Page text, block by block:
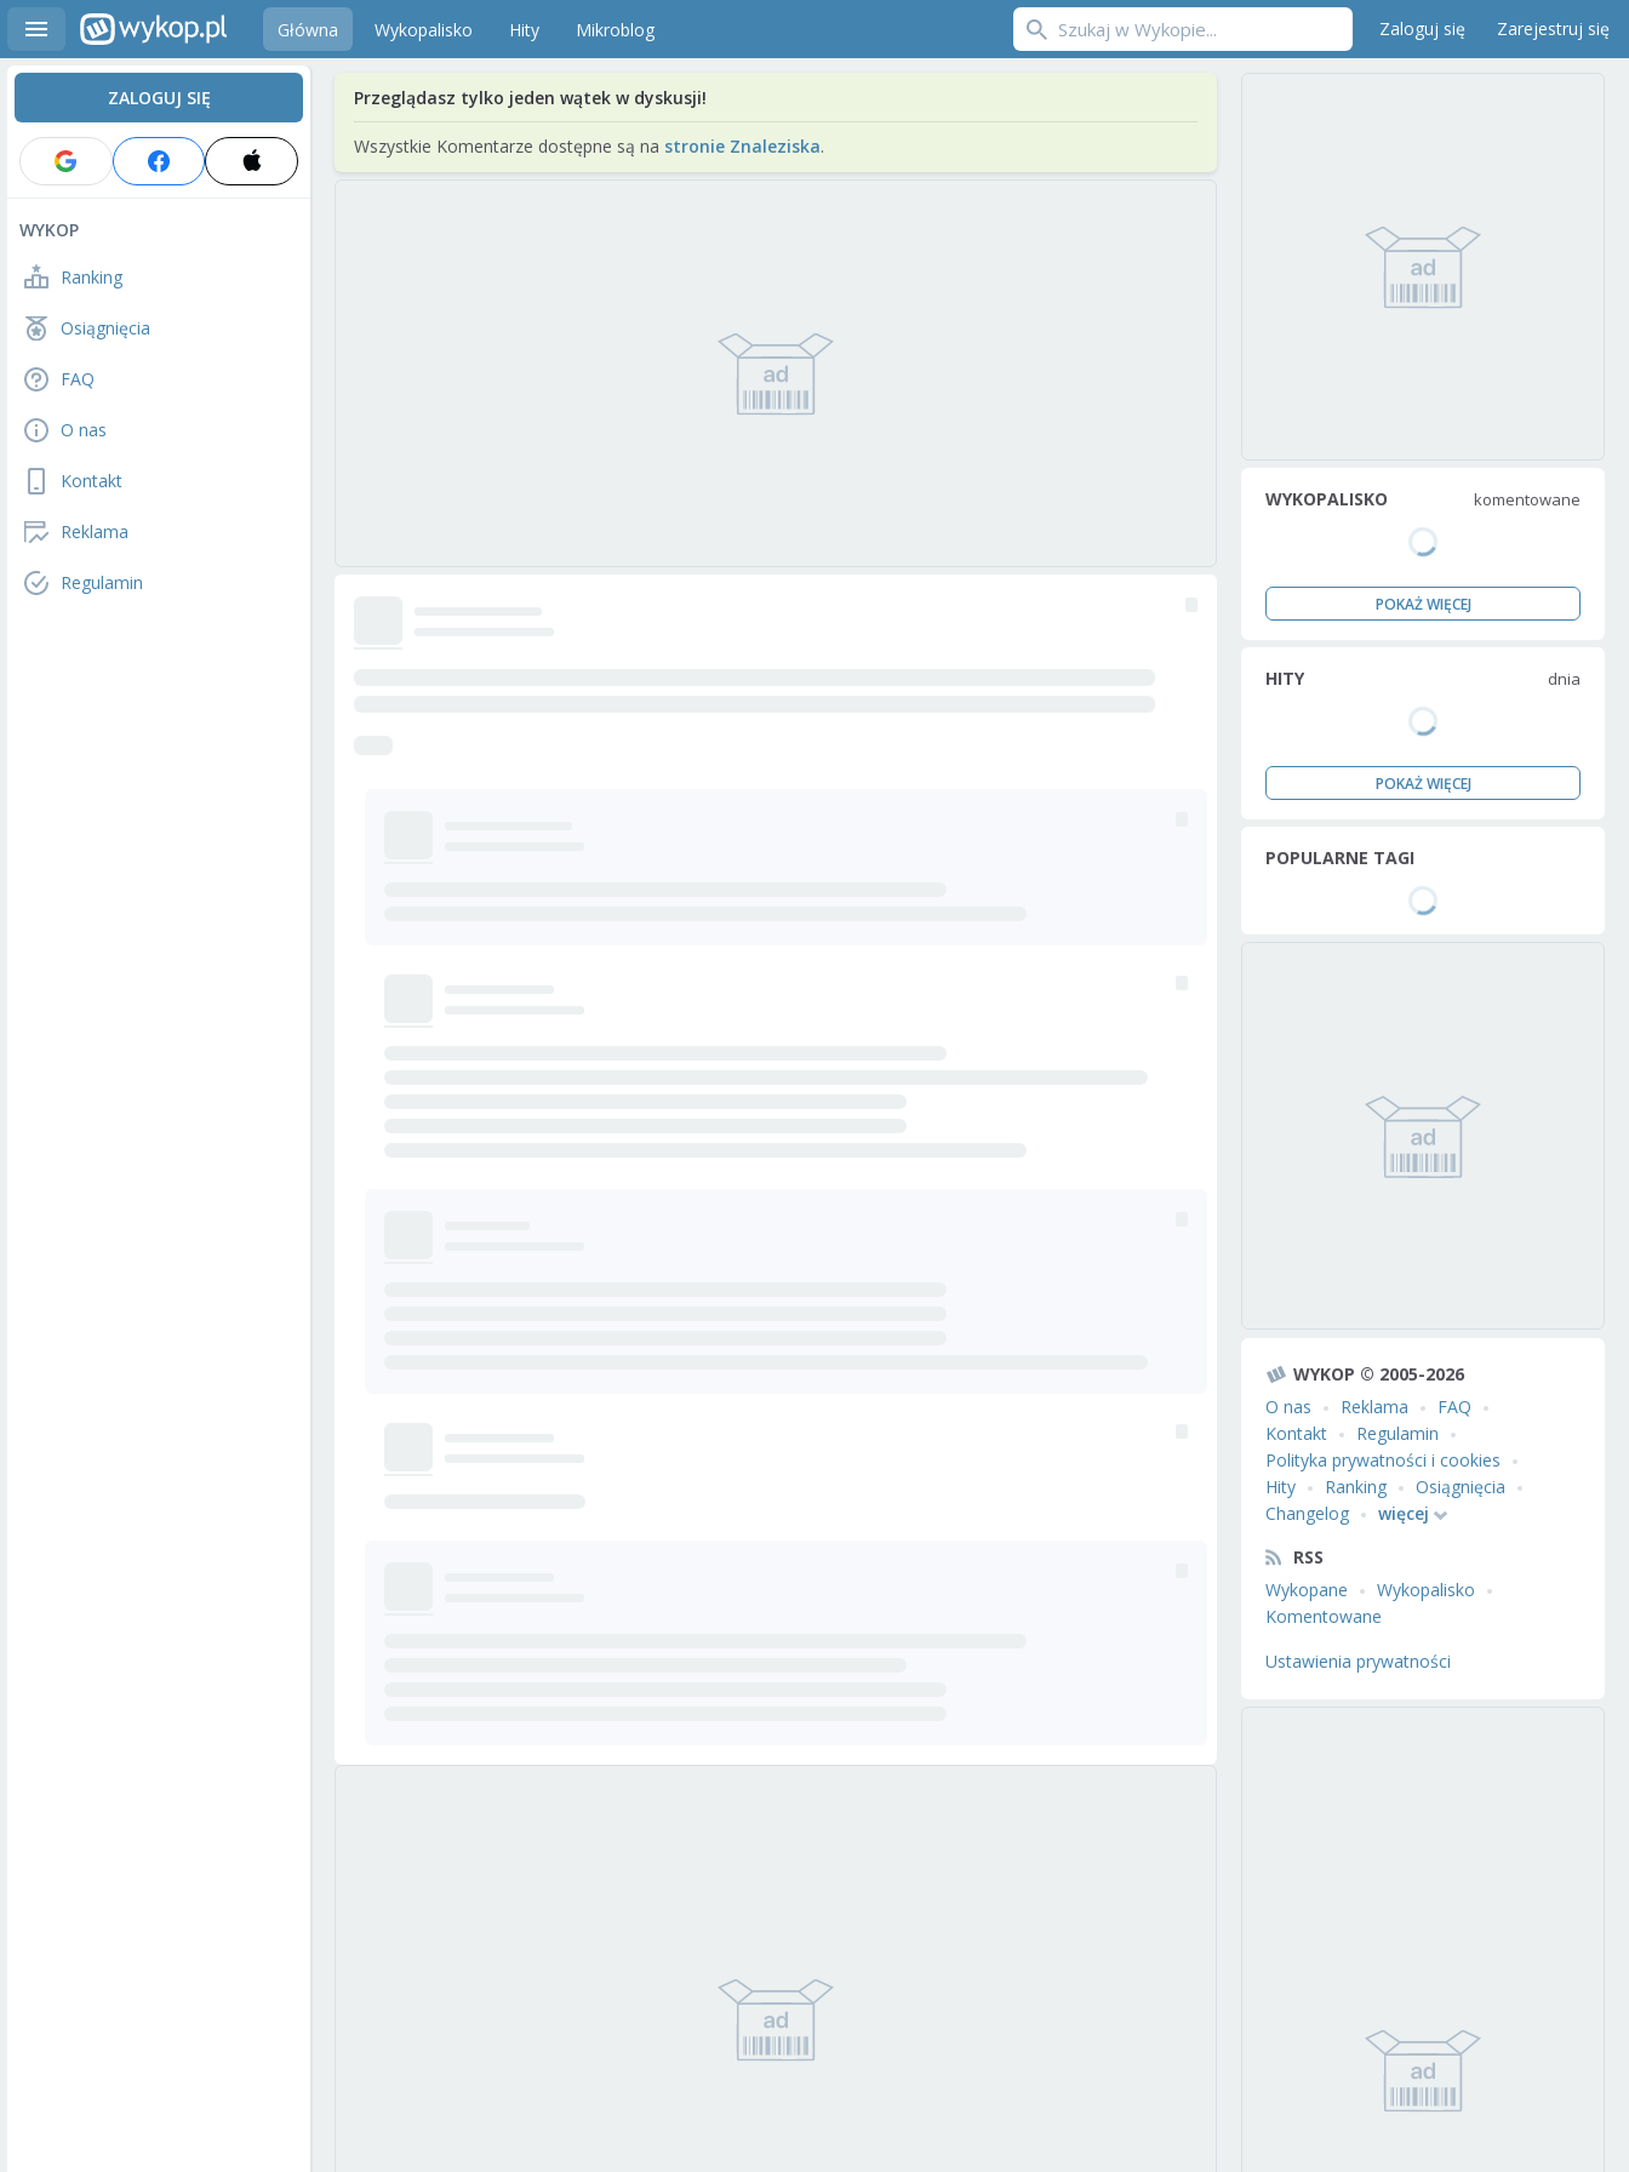
Główna Wykopalisko Hity Mikroblog Zaloguj się Zarejestruj się
ZALOGUJ SIĘ
WYKOP
Ranking
Osiągnięcia
FAQ
O nas
Kontakt
Reklama
Regulamin
Przeglądasz tylko jeden wątek w dyskusji!
Wszystkie Komentarze dostępne są na stronie Znaleziska.
WYKOPALISKO komentowane
POKAŻ WIĘCEJ
HITY dnia
POKAŻ WIĘCEJ
POPULARNE TAGI
WYKOP © 2005-2026
O nas
Reklama
FAQ
Kontakt
Regulamin
Polityka prywatności i cookies
Hity
Ranking
Osiągnięcia
Changelog
więcej
RSS
Wykopane
Wykopalisko
Komentowane
Ustawienia prywatności